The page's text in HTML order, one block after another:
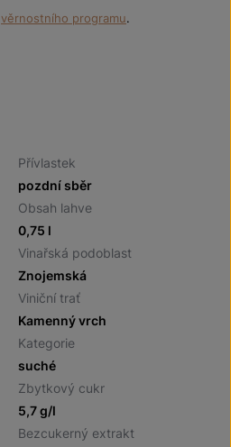
věrnostního programu.
Přívlastek
pozdní sběr
Obsah lahve
0,75 l
Vinařská podoblast
Znojemská
Viniční trať
Kamenný vrch
Kategorie
suché
Zbytkový cukr
5,7 g/l
Bezcukerný extrakt